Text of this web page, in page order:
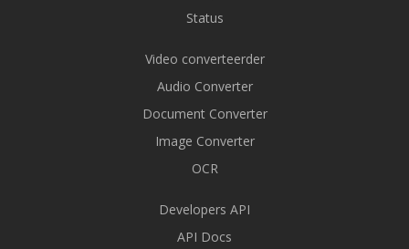
Status
Video converteerder
Audio Converter
Document Converter
Image Converter
OCR
Developers API
API Docs